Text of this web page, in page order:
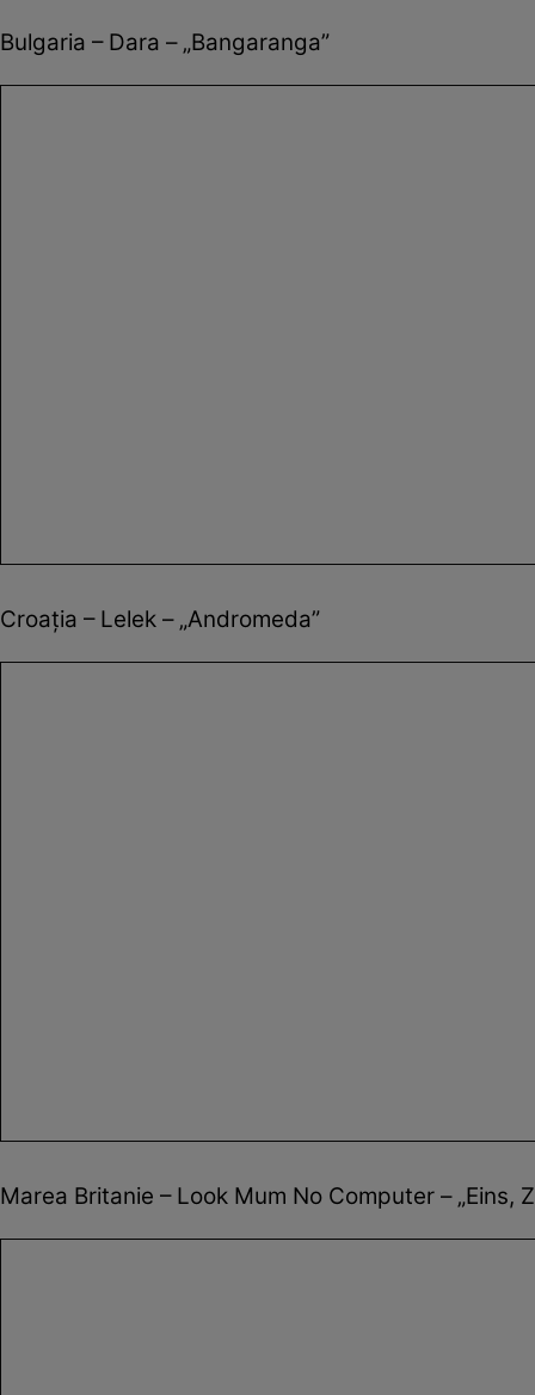
Bulgaria – Dara – „Bangaranga”
Croația – Lelek – „Andromeda”
Marea Britanie – Look Mum No Computer – „Eins,